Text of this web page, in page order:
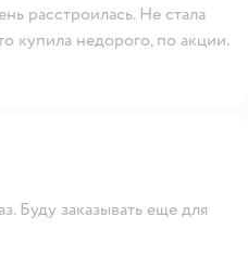
расстроилась. Не стала
купила недорого, по акции.
Буду заказывать еще для